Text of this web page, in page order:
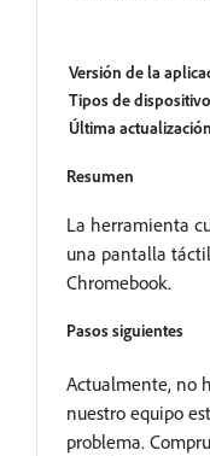
Versión de la
Tipos de
Última
Resumen
La herramienta
una pantalla
Chromebook.
Pasos siguientes
Actualmente, no
nuestro equipo
problema.